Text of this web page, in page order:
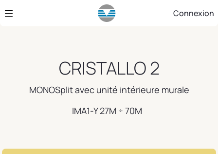
Saut au contenu principal Connexion
CRISTALLO 2
MONOSplit avec unité intérieure murale
IMA1-Y 27M ÷ 70M